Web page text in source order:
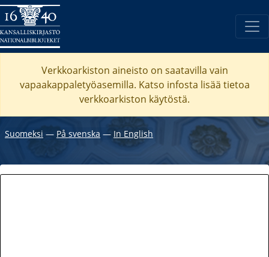
Verkkoarkiston aineisto on saatavilla vain
vapaakappaletyöasemilla. Katso infosta lisää tietoa
verkkoarkiston käytöstä.
Suomeksi ― På svenska ― In English